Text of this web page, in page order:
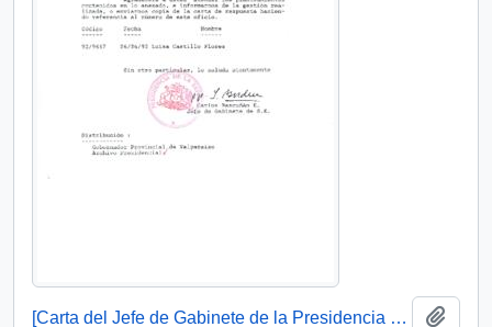
[Carta del Jefe de Gabinete de la Presidencia a Gobernador Provincial de Valparaíso]